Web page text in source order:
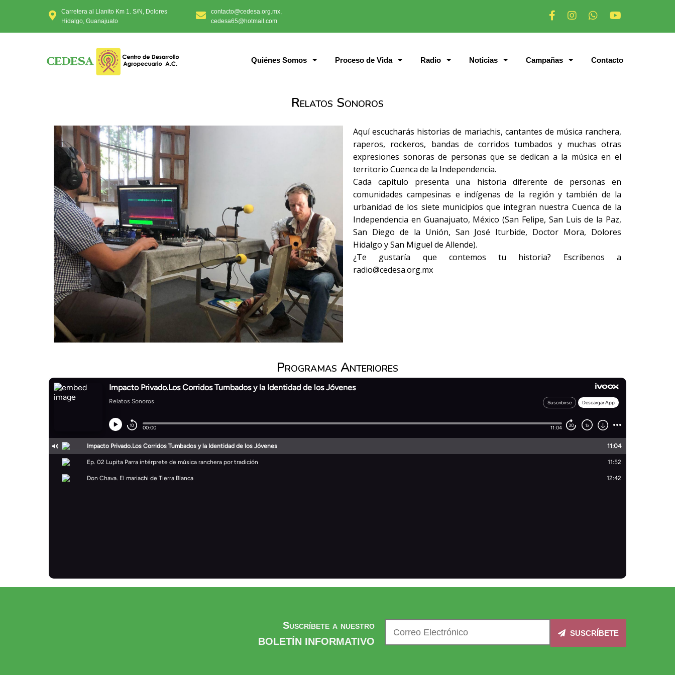
Carretera al Llanito Km 1. S/N, Dolores
Hidalgo, Guanajuato
contacto@cedesa.org.mx,
cedesa65@hotmail.com
Quiénes Somos Proceso de Vida Radio Noticias Campañas Contacto
Relatos Sonoros
Aquí escucharás historias de mariachis, cantantes de música ranchera,
raperos, rockeros, bandas de corridos tumbados y muchas otras
expresiones sonoras de personas que se dedican a la música en el
territorio Cuenca de la Independencia.
Cada capítulo presenta una historia diferente de personas en
comunidades campesinas e indígenas de la región y también de la
urbanidad de los siete municipios que integran nuestra Cuenca de la
Independencia en Guanajuato, México (San Felipe, San Luis de la Paz,
San Diego de la Unión, San José Iturbide, Doctor Mora, Dolores
Hidalgo y San Miguel de Allende).
¿Te gustaría que contemos tu historia? Escríbenos a
radio@cedesa.org.mx
Programas Anteriores
Suscríbete a nuestro
BOLETÍN INFORMATIVO
SUSCRÍBETE